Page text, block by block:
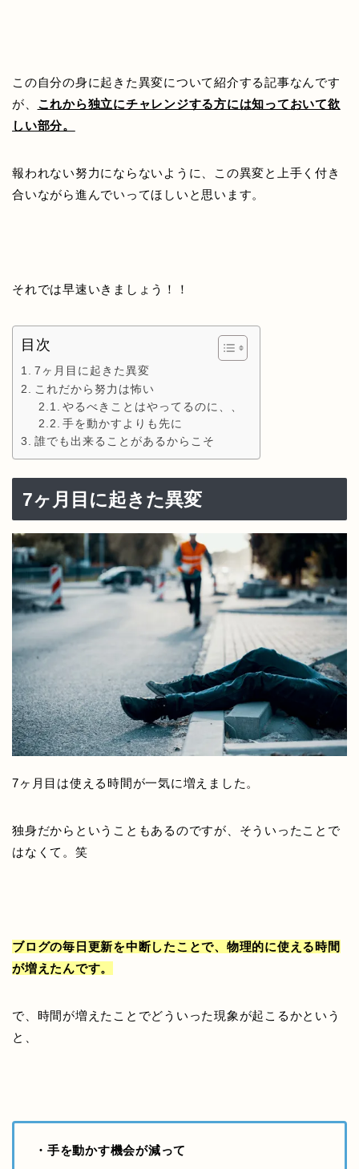
この自分の身に起きた異変について紹介する記事なんです
が、 これから独立にチャレンジする方には知っておいて欲
しい部分。
報われない努力にならないように、この異変と上手く付き
合いながら進んでいってほしいと思います。
それでは早速いきましょう！！
目次
7ヶ月目に起きた異変
これだから努力は怖い
やるべきことはやってるのに、、
手を動かすよりも先に
誰でも出来ることがあるからこそ
7ヶ月目に起きた異変
7ヶ月目は使える時間が一気に増えました。
独身だからということもあるのですが、そういったことで
はなくて。笑
ブログの毎日更新を中断したことで、物理的に使える時間
が増えたんです。
で、時間が増えたことでどういった現象が起こるかという
と、
・手を動かす機会が減って